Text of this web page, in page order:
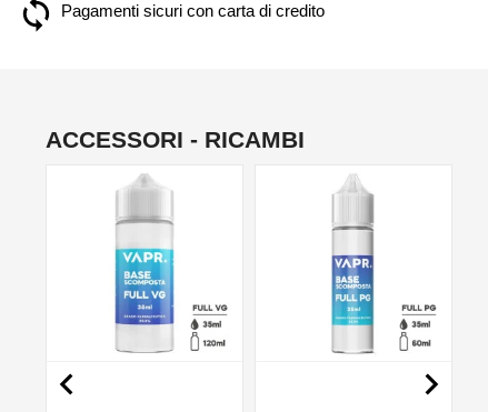
Pagamenti sicuri con carta di credito
ACCESSORI - RICAMBI
 